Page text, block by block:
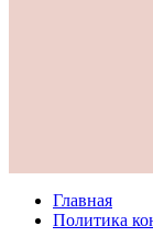
Главная
Политика